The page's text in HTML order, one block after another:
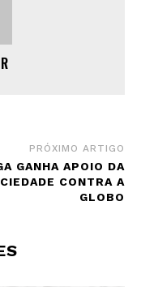
PRÓXIMO ARTIGO
GANHA APOIO DA
CONTRA A
GLOBO